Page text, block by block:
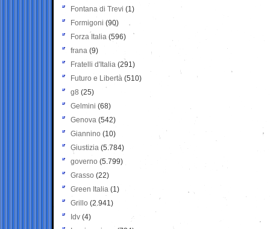
Fontana di Trevi (1)
Formigoni (90)
Forza Italia (596)
frana (9)
Fratelli d'Italia (291)
Futuro e Libertà (510)
g8 (25)
Gelmini (68)
Genova (542)
Giannino (10)
Giustizia (5.784)
governo (5.799)
Grasso (22)
Green Italia (1)
Grillo (2.941)
Idv (4)